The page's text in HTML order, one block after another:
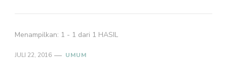
Menampilkan: 1 - 1 dari 1 HASIL
JULI 22, 2016 UMUM